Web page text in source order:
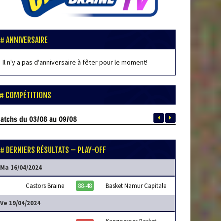
ANNIVERSAIRE
Il n'y a pas d'anniversaire à fêter pour le moment!
COMPÉTITIONS
du 03/08 au 09/08
DERNIERS RÉSULTATS – PLAY-OFF
Ma 16/04/2024
Castors Braine 88-48 Basket Namur Capitale
Ve 19/04/2024